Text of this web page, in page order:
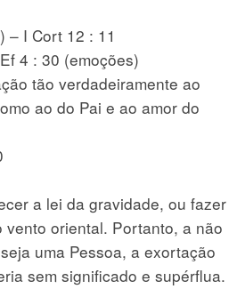
– I Cort 12 : 11
4 : 30 (emoções)
tão verdadeiramente ao
ao do Pai e ao amor do
a lei da gravidade, ou fazer
vento oriental. Portanto, a não
uma Pessoa, a exortação
sem significado e supérflua.